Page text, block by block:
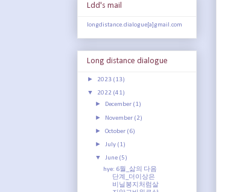
Ldd's mail
longdistance.dialogue[a]gmail.com
Long distance dialogue
► 2023 (13)
▼ 2022 (41)
► December (1)
► November (2)
►October (6)
► July (1)
▼June (5)
hye: 6월_삶의 다음
단계_더이상은
비닐봉지처럼살